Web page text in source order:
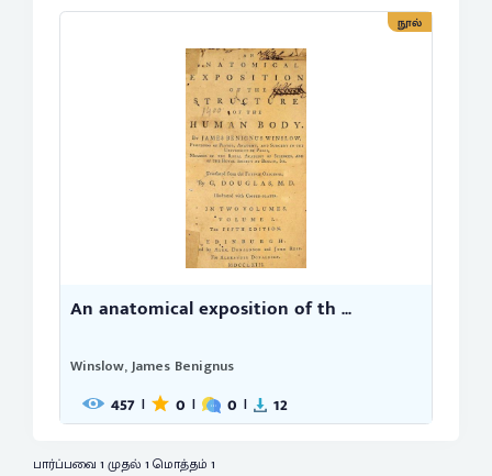
நூல்
An anatomical exposition of th ...
Winslow, James Benignus
457 | 0 | 0 | 12
பார்ப்பவை 1 முதல் 1 மொத்தம் 1